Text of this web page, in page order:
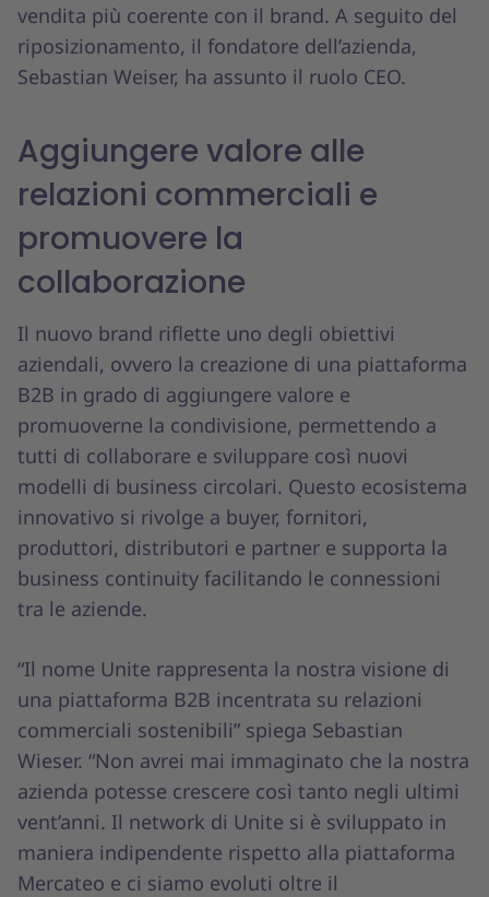
vendita più coerente con il brand. A seguito del
riposizionamento, il fondatore dell’azienda,
Sebastian Weiser, ha assunto il ruolo CEO.
Aggiungere valore alle
relazioni commerciali e
promuovere la
collaborazione
Il nuovo brand riflette uno degli obiettivi
aziendali, ovvero la creazione di una piattaforma
B2B in grado di aggiungere valore e
promuoverne la condivisione, permettendo a
tutti di collaborare e sviluppare così nuovi
modelli di business circolari. Questo ecosistema
innovativo si rivolge a buyer, fornitori,
produttori, distributori e partner e supporta la
business continuity facilitando le connessioni
tra le aziende.
“Il nome Unite rappresenta la nostra visione di
una piattaforma B2B incentrata su relazioni
commerciali sostenibili” spiega Sebastian
Wieser. “Non avrei mai immaginato che la nostra
azienda potesse crescere così tanto negli ultimi
vent’anni. Il network di Unite si è sviluppato in
maniera indipendente rispetto alla piattaforma
Mercateo e ci siamo evoluti oltre il